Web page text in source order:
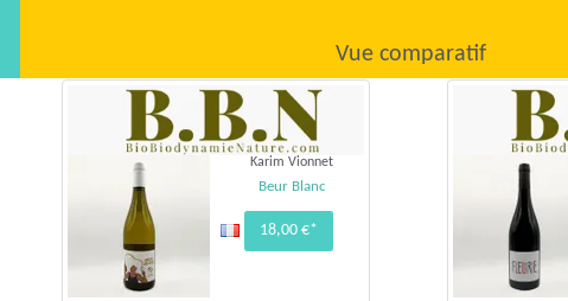
Vue comparatif
Karim Vionnet
Beur Blanc
18,00 €*